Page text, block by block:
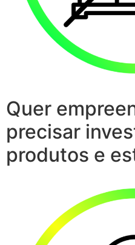
Quer
precisar
produtos e